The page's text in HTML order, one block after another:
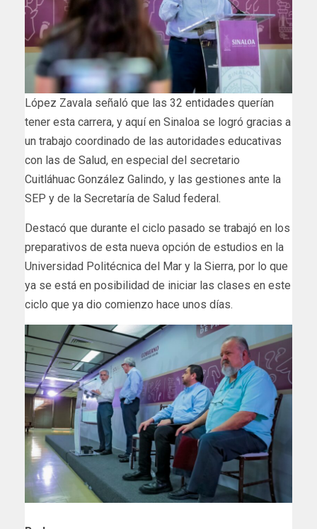
López Zavala señaló que las 32 entidades querían
tener esta carrera, y aquí en Sinaloa se logró gracias a
un trabajo coordinado de las autoridades educativas
con las de Salud, en especial del secretario
Cuitláhuac González Galindo, y las gestiones ante la
SEP y de la Secretaría de Salud federal.
Destacó que durante el ciclo pasado se trabajó en los
preparativos de esta nueva opción de estudios en la
Universidad Politécnica del Mar y la Sierra, por lo que
ya se está en posibilidad de iniciar las clases en este
ciclo que ya dio comienzo hace unos días.